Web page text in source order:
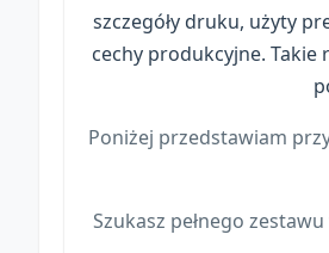
szczegóły druku, użyty
cechy produkcyjne.
Poniżej przedstawiam
Szukasz pełnego